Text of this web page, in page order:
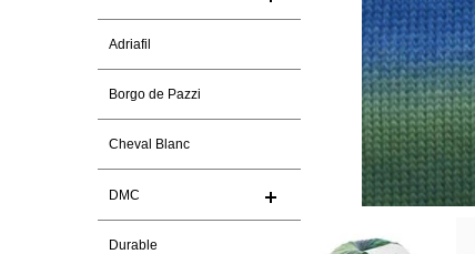
Adriafil
Borgo de Pazzi
Cheval Blanc
DMC
Durable